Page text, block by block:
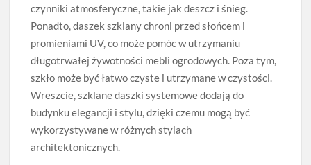
czynniki atmosferyczne, takie jak deszcz i śnieg.
Ponadto, daszek szklany chroni przed słońcem i
promieniami UV, co może pomóc w utrzymaniu
długotrwałej żywotności mebli ogrodowych. Poza tym,
szkło może być łatwo czyste i utrzymane w czystości.
Wreszcie, szklane daszki systemowe dodają do
budynku elegancji i stylu, dzięki czemu mogą być
wykorzystywane w różnych stylach
architektonicznych.